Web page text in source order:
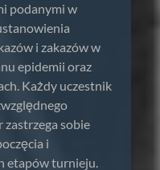
podanymi w
i zakazów w
epidemii oraz
Każdy uczestnik
sobie
i
etapów turnieju.